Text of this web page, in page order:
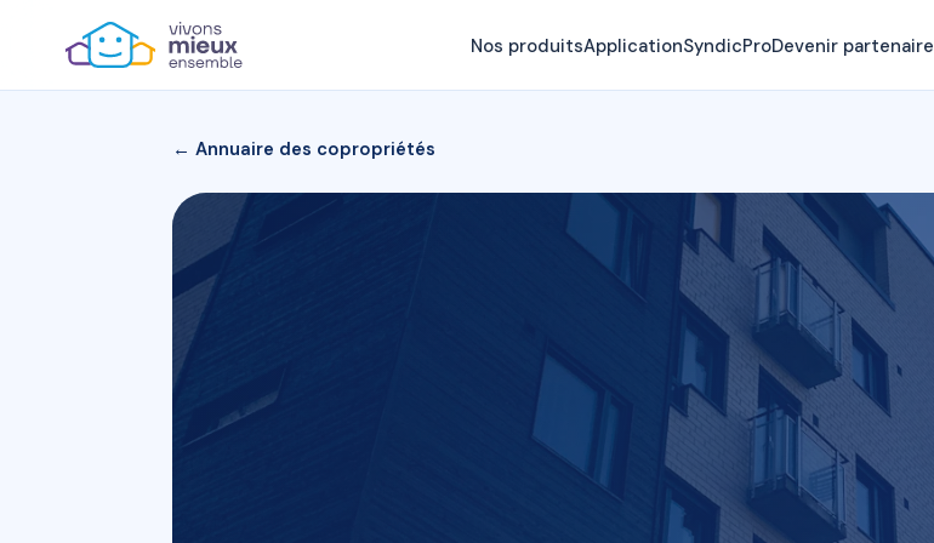
Nos produitsApplicationSyndicProDevenir partenaire
← Annuaire des copropriétés